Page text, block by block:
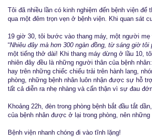
Tôi đã nhiều lần có kinh nghiệm đến bệnh viện
qua một đêm trọn vẹn ở bệnh viện. Khi quan sát
19 giờ 30, tôi bước vào thang máy, một người
“Nhiêu đây mà hơn 300 ngàn đồng, từ sáng giờ
một tiếng thở dài! Khi thang máy dừng ở lầu 10,
nhiên đây đều là những người thân của bệnh
hay trên những chiếc chiếu trải trên hành lang,
phòng, những bệnh nhân luôn nhận được sự hỗ
tất cả diễn ra nhẹ nhàng và cẩn thận vì sự đau
Khoảng 22h, đèn trong phòng bệnh bắt đầu tắt
của bệnh nhân được ở lại trong phòng, nên
Bệnh viện nhanh chóng đi vào tĩnh lặng!